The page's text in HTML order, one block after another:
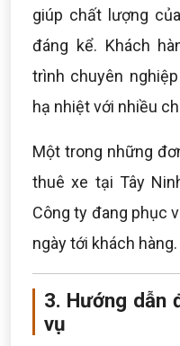
giúp chất lượng
đáng kể. Khách
trình chuyên
hạ nhiệt với nhiều
Một trong những
thuê xe tại Tây
Công ty đang phục
ngày tới khách hàng.
3. Hướng dẫn
vụ